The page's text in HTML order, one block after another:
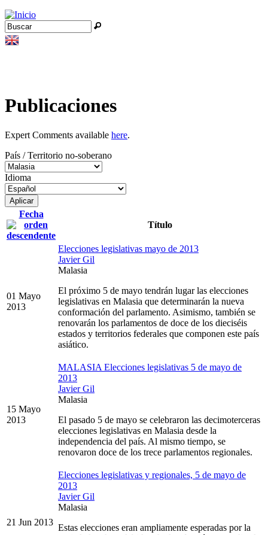
Jump to navigation
Formulario de búsqueda
Buscar
Publicaciones
Expert Comments available here.
País / Territorio no-soberano
Idioma
Fecha
Título
01 Mayo
2013
Elecciones legislativas mayo de 2013
Javier Gil
Malasia
El próximo 5 de mayo tendrán lugar las elecciones
legislativas en Malasia que determinarán la nueva
conformación del parlamento. Asimismo, también se
renovarán los parlamentos de doce de los dieciséis
estados y territorios federales que componen este país
asiático.
15 Mayo
2013
MALASIA Elecciones legislativas 5 de mayo de
2013
Javier Gil
Malasia
El pasado 5 de mayo se celebraron las decimoterceras
elecciones legislativas en Malasia desde la
independencia del país. Al mismo tiempo, se
renovaron doce de los trece parlamentos regionales.
21 Jun 2013
Elecciones legislativas y regionales, 5 de mayo de
2013
Javier Gil
Malasia
Estas elecciones eran ampliamente esperadas por la